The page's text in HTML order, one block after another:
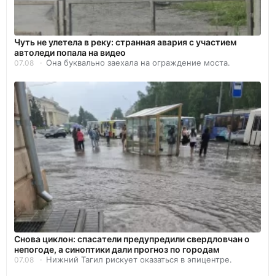
Чуть не улетела в реку: странная авария с участием
автоледи попала на видео
07.08 Она буквально заехала на ограждение моста.
Снова циклон: спасатели предупредили свердловчан о
непогоде, а синоптики дали прогноз по городам
07.08 Нижний Тагил рискует оказаться в эпицентре.